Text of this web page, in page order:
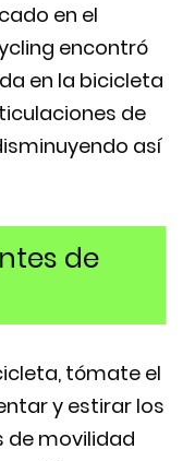
en el
encontró
en la bicicleta
de
así
de
tómate el
y estirar los
de movilidad